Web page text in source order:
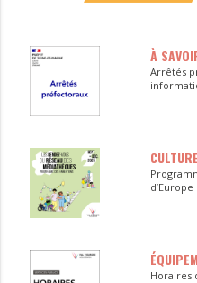
À
Arrêtés
CULTURE
d’Europe
Horaires